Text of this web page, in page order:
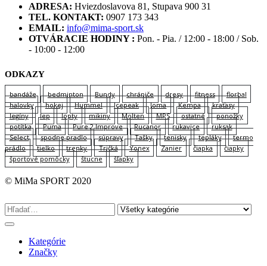
ADRESA: Hviezdoslavova 81, Stupava 900 31
TEL. KONTAKT: 0907 173 343
EMAIL: info@mima-sport.sk
OTVÁRACIE HODINY : Pon. - Pia. / 12:00 - 18:00 / Sob.
- 10:00 - 12:00
ODKAZY
bandáže bedminton Bundy chrániče dresy fitness
florbal
halovky
hokej Hummel Icepeak Joma Kempa
kraťasy
legíny
lep lopty mikiny Molten MPS ostatné
ponožky
potítka
Puma Pure 2 Improve Rucanor rukavice
ruksak
Select
spodne pradlo súpravy Tašky tenisky tepláky
termo
prádlo
tielko trenky Tričká Yonex Zanier čiapka
čiapky
športové pomôcky
štucne šľapky
© MiMa SPORT 2020
Kategórie
Značky